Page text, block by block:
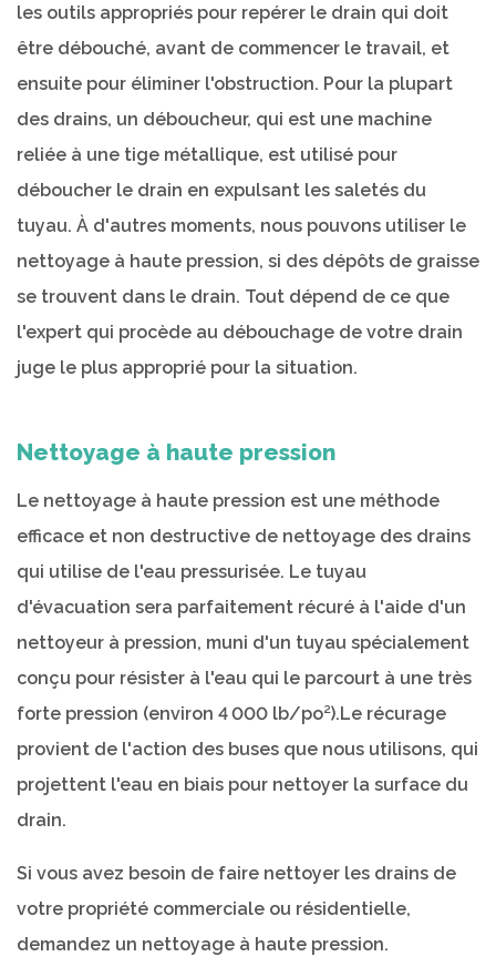
les outils appropriés pour repérer le drain qui doit
être débouché, avant de commencer le travail, et
ensuite pour éliminer l'obstruction. Pour la plupart
des drains, un déboucheur, qui est une machine
reliée à une tige métallique, est utilisé pour
déboucher le drain en expulsant les saletés du
tuyau. À d'autres moments, nous pouvons utiliser le
nettoyage à haute pression, si des dépôts de graisse
se trouvent dans le drain. Tout dépend de ce que
l'expert qui procède au débouchage de votre drain
juge le plus approprié pour la situation.
Nettoyage à haute pression
Le nettoyage à haute pression est une méthode
efficace et non destructive de nettoyage des drains
qui utilise de l'eau pressurisée. Le tuyau
d'évacuation sera parfaitement récuré à l'aide d'un
nettoyeur à pression, muni d'un tuyau spécialement
conçu pour résister à l'eau qui le parcourt à une très
forte pression (environ 4 000 lb/po²).Le récurage
provient de l'action des buses que nous utilisons, qui
projettent l'eau en biais pour nettoyer la surface du
drain.
Si vous avez besoin de faire nettoyer les drains de
votre propriété commerciale ou résidentielle,
demandez un nettoyage à haute pression.